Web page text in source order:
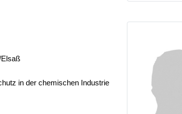
in der chemischen Industrie